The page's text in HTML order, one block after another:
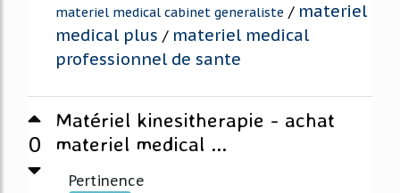
materiel medical cabinet generaliste / materiel
medical plus / materiel medical
professionnel de sante
0
Matériel kinesitherapie - achat
materiel medical ...
Pertinence